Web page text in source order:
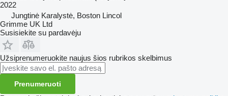
2022
Jungtinė Karalystė, Boston Lincol
Grimme UK Ltd
Susisiekite su pardavėju
Užsiprenumeruokite naujus šios rubrikos skelbimus
Prenumeruoti